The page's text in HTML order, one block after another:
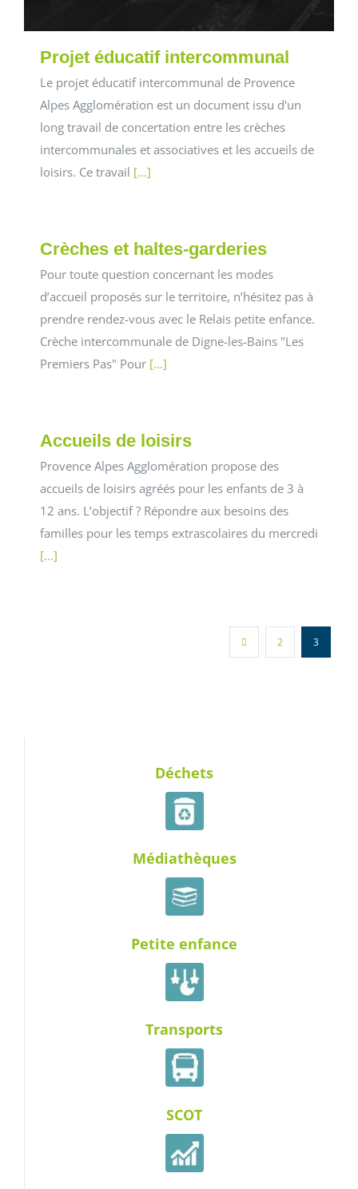
Projet éducatif intercommunal
Le projet éducatif intercommunal de Provence
Alpes Agglomération est un document issu d'un
long travail de concertation entre les crèches
intercommunales et associatives et les accueils de
loisirs. Ce travail [...]
Crèches et haltes-garderies
Pour toute question concernant les modes
d’accueil proposés sur le territoire, n’hésitez pas à
prendre rendez-vous avec le Relais petite enfance.
Crèche intercommunale de Digne-les-Bains "Les
Premiers Pas" Pour [...]
Accueils de loisirs
Provence Alpes Agglomération propose des
accueils de loisirs agréés pour les enfants de 3 à
12 ans. L’objectif ? Répondre aux besoins des
familles pour les temps extrascolaires du mercredi
[...]
2 3
Déchets
Médiathèques
Petite enfance
Transports
SCOT